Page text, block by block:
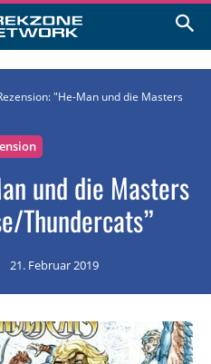
"He-Man und die Masters
und die Masters
Thundercats”
21. Februar 2019